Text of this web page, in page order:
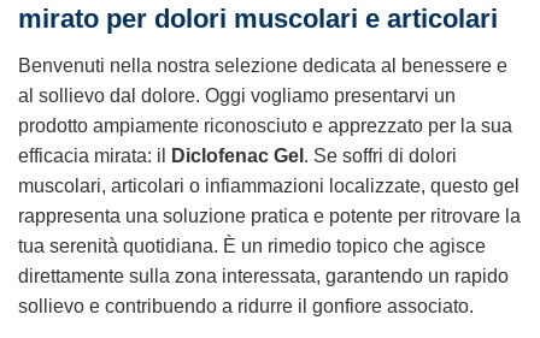
mirato per dolori muscolari e articolari
Benvenuti nella nostra selezione dedicata al benessere e
al sollievo dal dolore. Oggi vogliamo presentarvi un
prodotto ampiamente riconosciuto e apprezzato per la sua
efficacia mirata: il
Diclofenac Gel . Se soffri di dolori
muscolari, articolari o infiammazioni localizzate, questo gel
rappresenta una soluzione pratica e potente per ritrovare la
tua serenità quotidiana. È un rimedio topico che agisce
direttamente sulla zona interessata, garantendo un rapido
sollievo e contribuendo a ridurre il gonfiore associato.